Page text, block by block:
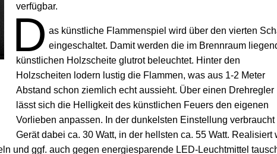
verfügbar.
D as künstliche Flammenspiel wird über den vierten
eingeschaltet. Damit werden die im Brennraum
künstlichen Holzscheite glutrot beleuchtet. Hinter den
Holzscheiten lodern lustig die Flammen, was aus 1-2 Meter
Abstand schon ziemlich echt aussieht. Über einen Drehregler
lässt sich die Helligkeit des künstlichen Feuers den eigenen
Vorlieben anpassen. In der dunkelsten Einstellung verbraucht
Gerät dabei ca. 30 Watt, in der hellsten ca. 55 Watt. Realisiert
und ggf. auch gegen energiesparende LED-Leuchtmittel